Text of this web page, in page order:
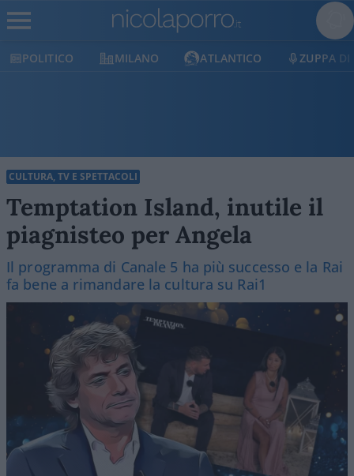
MILANO ATLANTICO ZUPPA DI PORRO
CULTURA, TV E SPETTACOLI
Temptation Island, inutile il
piagnisteo per Angela
Il programma di Canale 5 ha più successo e la Rai
fa bene a rimandare la cultura su Rai1